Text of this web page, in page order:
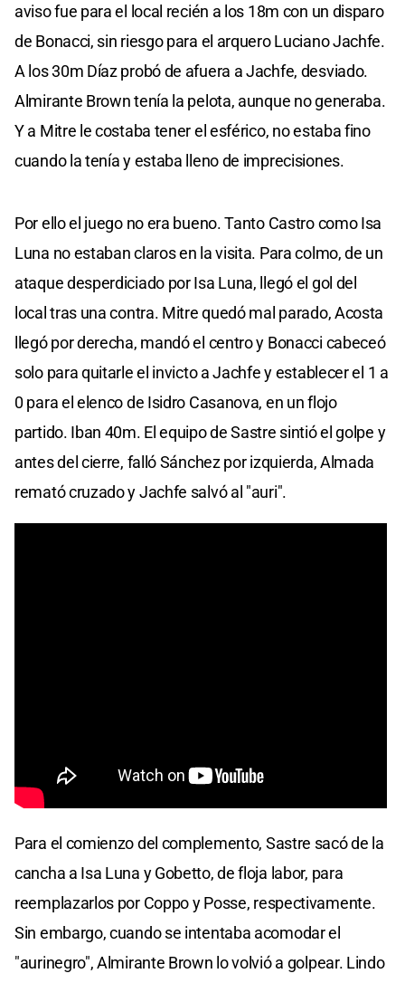
aviso fue para el local recién a los 18m con un disparo
de Bonacci, sin riesgo para el arquero Luciano Jachfe.
A los 30m Díaz probó de afuera a Jachfe, desviado.
Almirante Brown tenía la pelota, aunque no generaba.
Y a Mitre le costaba tener el esférico, no estaba fino
cuando la tenía y estaba lleno de imprecisiones.
Por ello el juego no era bueno. Tanto Castro como Isa
Luna no estaban claros en la visita. Para colmo, de un
ataque desperdiciado por Isa Luna, llegó el gol del
local tras una contra. Mitre quedó mal parado, Acosta
llegó por derecha, mandó el centro y Bonacci cabeceó
solo para quitarle el invicto a Jachfe y establecer el 1 a
0 para el elenco de Isidro Casanova, en un flojo
partido. Iban 40m. El equipo de Sastre sintió el golpe y
antes del cierre, falló Sánchez por izquierda, Almada
remató cruzado y Jachfe salvó al "auri".
Para el comienzo del complemento, Sastre sacó de la
cancha a Isa Luna y Gobetto, de floja labor, para
reemplazarlos por Coppo y Posse, respectivamente.
Sin embargo, cuando se intentaba acomodar el
"aurinegro", Almirante Brown lo volvió a golpear. Lindo